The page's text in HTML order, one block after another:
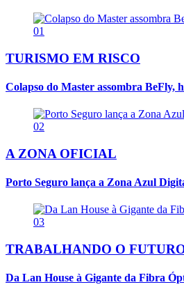
01
TURISMO EM RISCO
Colapso do Master assombra
02
A ZONA OFICIAL
Porto Seguro lança a Zona Azul
03
TRABALHANDO O
Da Lan House à Gigante da Fibra